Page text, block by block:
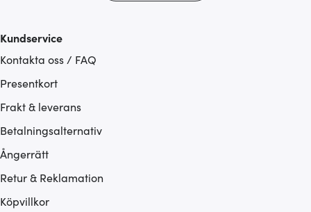
Kundservice
Kontakta oss / FAQ
Presentkort
Frakt & leverans
Betalningsalternativ
Ångerrätt
Retur & Reklamation
Köpvillkor